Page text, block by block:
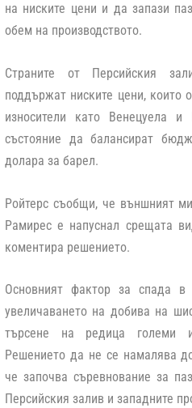
на ниските цени и да запази
обем на производството.
Страните от Персийския
поддържат ниските цени, които
износители като Венецуела
състояние да балансират
долара за барел.
Ройтерс съобщи, че външният
Рамирес е напуснал срещата
коментира решението.
Основният фактор за спада
увеличаването на добива на
търсене на редица големи
Решението да не се намалява
че започва съревнование за
Персийския залив и западните